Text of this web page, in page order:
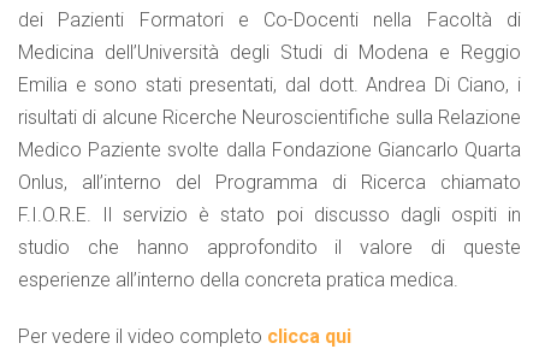
dei Pazienti Formatori e Co-Docenti nella Facoltà di
Medicina dell’Università degli Studi di Modena e Reggio
Emilia e sono stati presentati, dal dott. Andrea Di Ciano, i
risultati di alcune Ricerche Neuroscientifiche sulla Relazione
Medico Paziente svolte dalla Fondazione Giancarlo Quarta
Onlus, all’interno del Programma di Ricerca chiamato
F.I.O.R.E. Il servizio è stato poi discusso dagli ospiti in
studio che hanno approfondito il valore di queste
esperienze all’interno della concreta pratica medica.
Per vedere il video completo clicca qui